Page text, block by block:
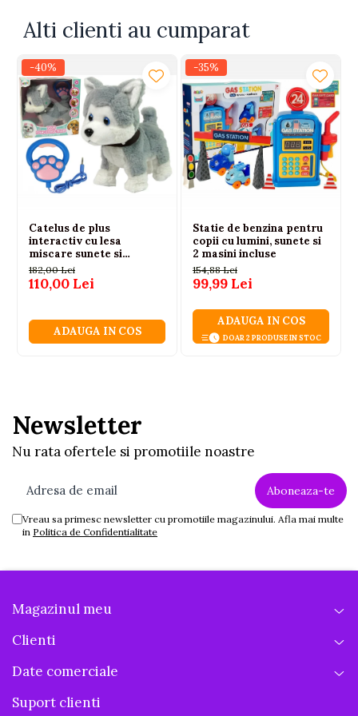
pentru ca imbina perfect joaca, muzica si
invatarea intr-o singura jucarie.
Alti clienti au cumparat
-40%
Catelus de plus
interactiv cu lesa
miscare sunete si
melodii, 3 ani+
182,00 Lei
110,00 Lei
ADAUGA IN COS
-35%
Statie de benzina pentru
copii cu lumini, sunete si
2 masini incluse
154,88 Lei
99,99 Lei
ADAUGA IN COS
DOAR 2 PRODUSE IN STOC
Newsletter
Nu rata ofertele si promotiile noastre
Vreau sa primesc newsletter cu promotiile magazinului. Afla mai multe
in Politica de Confidentialitate
Magazinul meu
Clienti
Date comerciale
Suport clienti